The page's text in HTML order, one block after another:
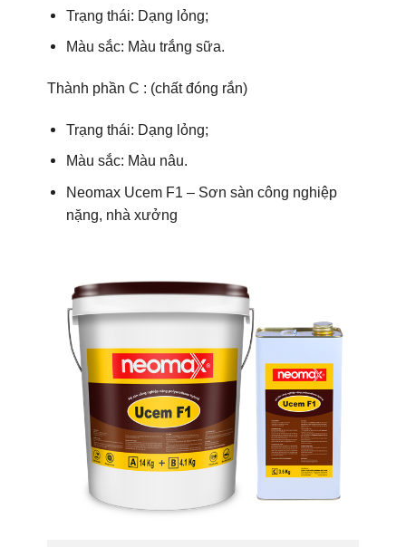
Trạng thái: Dạng lỏng;
Màu sắc: Màu trắng sữa.
Thành phần C : (chất đóng rắn)
Trạng thái: Dạng lỏng;
Màu sắc: Màu nâu.
Neomax Ucem F1 – Sơn sàn công nghiệp
nặng, nhà xưởng